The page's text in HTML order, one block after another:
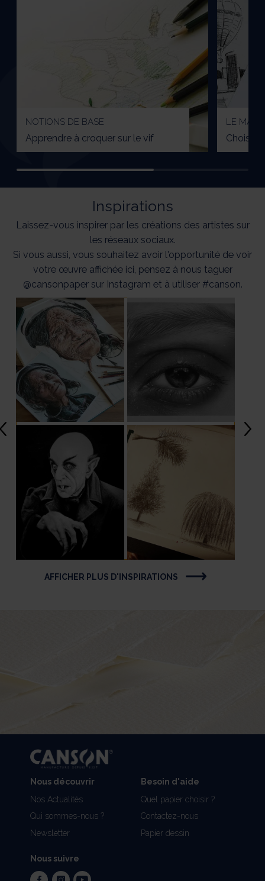
NOTIONS DE BASE
Apprendre à croquer sur le vif
LE
Choisir
Inspirations
Laissez-vous inspirer par les créations des artistes sur
les réseaux sociaux.
Si vous aussi, vous souhaitez avoir l'opportunité de voir
votre œuvre affichée ici, pensez à nous taguer
@cansonpaper sur Instagram et à utiliser #canson.
AFFICHER PLUS D'INSPIRATIONS
Nous découvrir
Nos Actualités
Qui sommes-nous ?
Newsletter
Besoin d'aide
Quel papier choisir ?
Contactez-nous
Papier dessin
Nous suivre